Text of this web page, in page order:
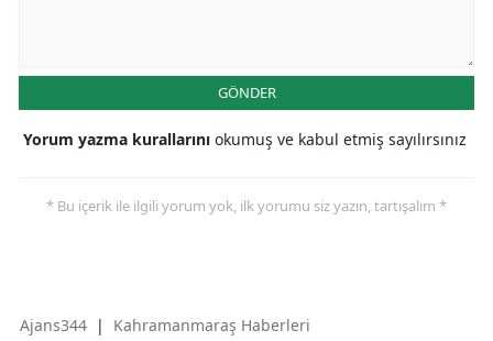
GÖNDER
Yorum yazma kurallarını okumuş ve kabul etmiş sayılırsınız
* Bu içerik ile ilgili yorum yok, ilk yorumu siz yazın, tartışalım *
Ajans344 | Kahramanmaraş Haberleri